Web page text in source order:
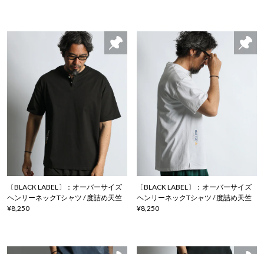
〔BLACK LABEL〕：オーバーサイズ
ヘンリーネックTシャツ / 度詰め天竺
¥8,250
〔BLACK LABEL〕：オーバーサイズ
ヘンリーネックTシャツ / 度詰め天竺
¥8,250